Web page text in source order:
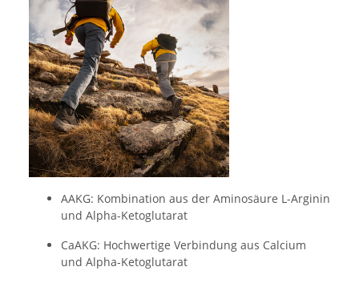
AAKG: Kombination aus der Aminosäure L-Arginin
und Alpha-Ketoglutarat
CaAKG: Hochwertige Verbindung aus Calcium
und Alpha-Ketoglutarat